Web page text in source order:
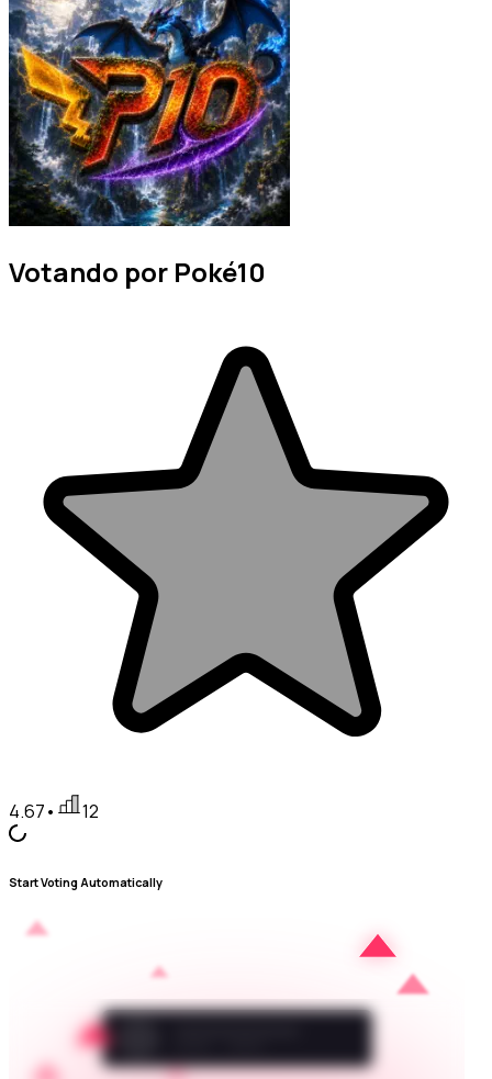
Votando por Poké10
4.67• 12
Start Voting Automatically